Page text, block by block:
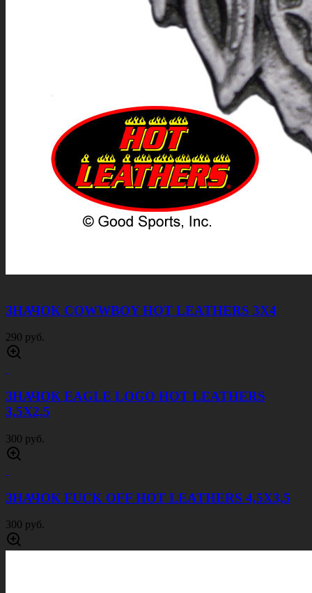
ЗНАЧОК COWWBOY HOT LEATHERS 3Х4
290 руб.
ЗНАЧОК EAGLE LOGO HOT LEATHERS
3,5Х2,5
300 руб.
ЗНАЧОК FUCK OFF HOT LEATHERS 4,5Х3,5
300 руб.